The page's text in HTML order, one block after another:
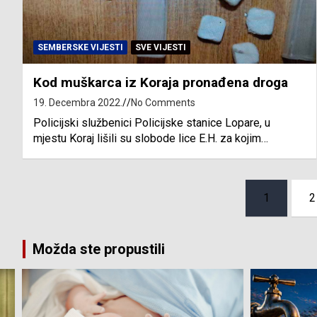
SEMBERSKE VIJESTI SVE VIJESTI
Kod muškarca iz Koraja pronađena droga
19. Decembra 2022. No Comments
Policijski službenici Policijske stanice Lopare, u
mjestu Koraj lišili su slobode lice E.H. za kojim…
1 2
Možda ste propustili